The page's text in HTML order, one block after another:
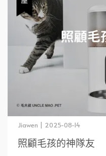
照顧毛孩的神隊友
Jiawen | 2025-08-14